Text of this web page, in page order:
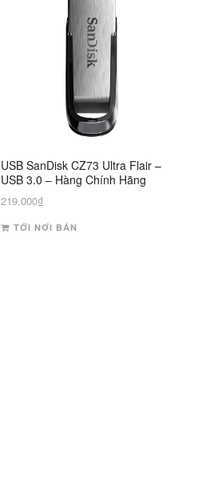
USB SanDisk CZ73 Ultra Flair –
USB 3.0 – Hàng Chính Hãng
219.000₫
TỚI NƠI BÁN